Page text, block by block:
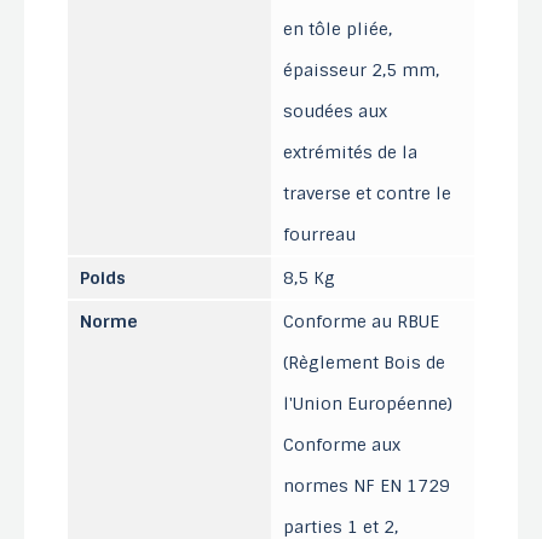
en tôle pliée,
épaisseur 2,5 mm,
soudées aux
extrémités de la
traverse et contre le
fourreau
Poids
8,5 Kg
Norme
Conforme au RBUE
(Règlement Bois de
l'Union Européenne)
Conforme aux
normes NF EN 1729
parties 1 et 2,